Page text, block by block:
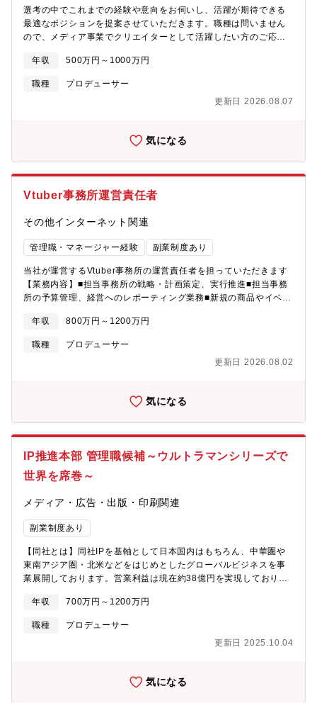
選考の中でこれまでの経験や意向をお伺いし、活躍が期待できる
最適なポジションを提案させていただきます。職種は問いません
ので、メディア事業でクリエイターとして活躍したい方のご応募
ザイナー■ビジネスグロースデザイナー■UI/UXデザイナー■映像プ
ロデューサー・ディレクター・エディター■アートディレクター・
番組（デジタルコンテンツ）■アートディレクター（アバターアイ
テム／キャラクターデザイン）■アートディレクター・グラフィッ
UIデザイン■ビジュアル・グラフィックデザイン■デザインスプリ
■ProtoPieなどを用いたプロトタイピング■AfterEffectsを用いた
ースに関わる施策設計～実行
年収 500万円～1000万円
職種
プロデューサー
更新日 2026.08.07
気になる
Vtuber事務所運営責任者
その他インターネット関連
管理職・マネージャー経験 副業制度あり
当社が運営するVtuber事務所の運営責任者を担っていただきます
【業務内容】■担当事務所の戦略・計画策定、実行推進■担当事務
所の予算管理、経営へのレポーティング業務■新規の商品やイベン
年収
800万円～1200万円
職種
プロデューサー
更新日 2026.08.02
気になる
IP推進本部 管理職候補～ウルトラマンシリーズで
世界を席巻～
メディア・広告・出版・印刷関連
副業制度あり
【同社とは】同社IPを基軸として日本国内はもちろん、中華圏や
東南アジア圏・北米などをはじめとしたグローバルビジネスを事
業展開しております。営業利益は現在約38億円を実現しており、5
おります。同社の更なる既存IP×新規IP創造×グローバル展開で更
なる事業成長を実現します！【募集背景】同社の既存IPの更なる
成長と新規IP創出による両軸の事業成長を実現するための増員募
集となります。【職務内容】同社の既存IPを活かしたアニメ制
だきたいと考えております。【プロデューサー業務】■同社の既存
年収 700万円～1200万円
職種
プロデューサー
更新日 2025.10.04
気になる